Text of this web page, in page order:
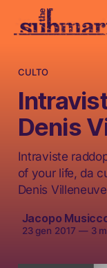
CULTO
Denis
Intraviste
of your life, da
Denis
Jacopo
23 gen 2017 —3